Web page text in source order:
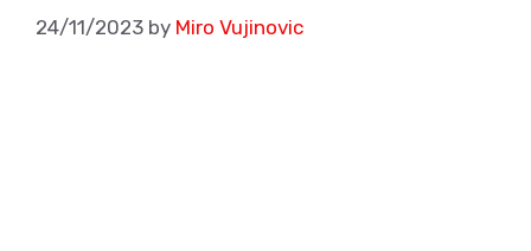
24/11/2023 by Miro Vujinovic